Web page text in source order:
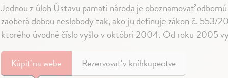
Jednou z úloh Ústavu pamäti národa je oboznamovať
zaoberá dobou neslobody tak, ako ju definuje zákon č. 553/
ktorého úvodné číslo vyšlo v októbri 2004. Od roku 2005
Kúpiťna webe Rezervovať v kníhkupectve